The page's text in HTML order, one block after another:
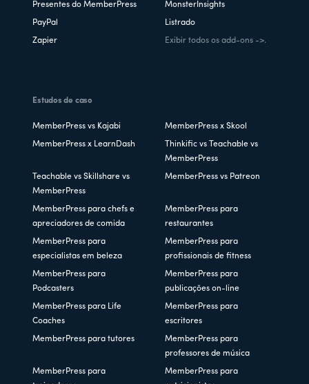
Presentes do MemberPress MonsterInsights
PayPal Listrado
Zapier Exibir todos os add-ons ->.
Estudos de caso
MemberPress vs Kajabi MemberPress x Skool
MemberPress x LearnDash
Thinkific vs Teachable vs
MemberPress
Teachable vs Skillshare vs
MemberPress
MemberPress vs Patreon
MemberPress para chefs e
apreciadores de comida
MemberPress para
restaurantes
MemberPress para
especialistas em beleza
MemberPress para
profissionais de fitness
MemberPress para
Podcasters
MemberPress para
publicações on-line
MemberPress para Life
Coaches
MemberPress para
escritores
MemberPress para tutores
MemberPress para
professores de música
MemberPress para
MemberPress para